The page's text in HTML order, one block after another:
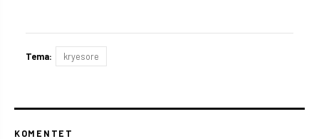
Tema: kryesore
KOMENTET